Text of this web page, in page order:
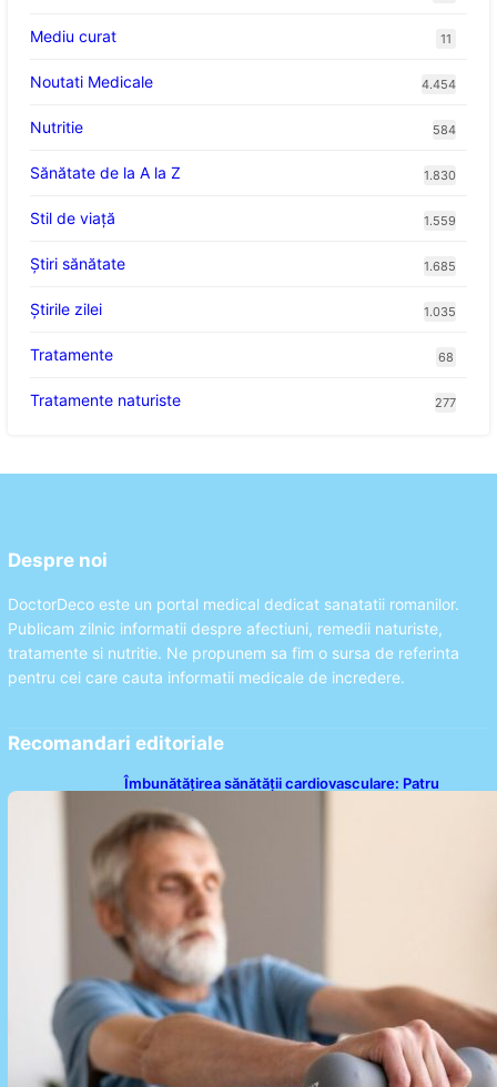
Mediu curat 11
Noutati Medicale 4.454
Nutritie 584
Sănătate de la A la Z 1.830
Stil de viaţă 1.559
Ştiri sănătate 1.685
Știrile zilei 1.035
Tratamente 68
Tratamente naturiste 277
Despre noi
DoctorDeco este un portal medical dedicat sanatatii romanilor.
Publicam zilnic informatii despre afectiuni, remedii naturiste,
tratamente si nutritie. Ne propunem sa fim o sursa de referinta
pentru cei care cauta informatii medicale de incredere.
Recomandari editoriale
Îmbunătățirea sănătății cardiovasculare: Patru
la domiciliu